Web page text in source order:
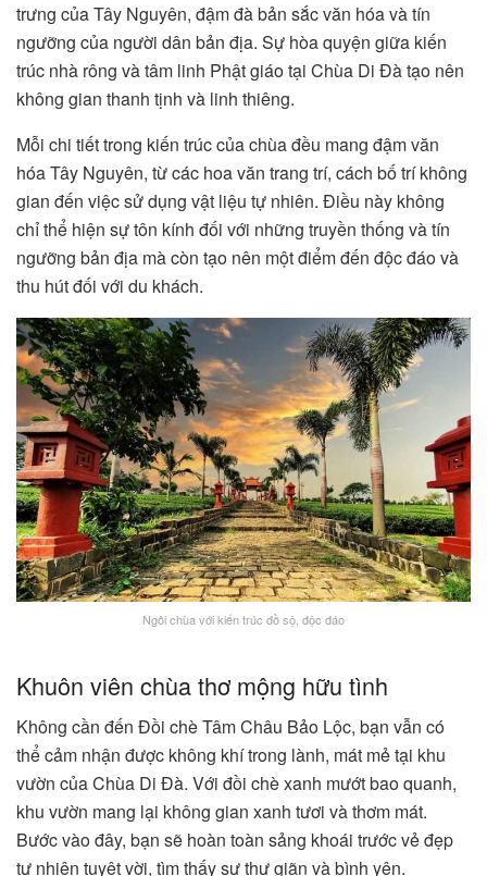
trưng của Tây Nguyên, đậm đà bản sắc văn hóa và tín
ngưỡng của người dân bản địa. Sự hòa quyện giữa kiến
trúc nhà rông và tâm linh Phật giáo tại Chùa Di Đà tạo nên
không gian thanh tịnh và linh thiêng.
Mỗi chi tiết trong kiến trúc của chùa đều mang đậm văn
hóa Tây Nguyên, từ các hoa văn trang trí, cách bố trí không
gian đến việc sử dụng vật liệu tự nhiên. Điều này không
chỉ thể hiện sự tôn kính đối với những truyền thống và tín
ngưỡng bản địa mà còn tạo nên một điểm đến độc đáo và
thu hút đối với du khách.
Ngôi chùa với kiến trúc đồ sộ, độc đáo
Khuôn viên chùa thơ mộng hữu tình
Không cần đến Đồi chè Tâm Châu Bảo Lộc, bạn vẫn có
thể cảm nhận được không khí trong lành, mát mẻ tại khu
vườn của Chùa Di Đà. Với đồi chè xanh mướt bao quanh,
khu vườn mang lại không gian xanh tươi và thơm mát.
Bước vào đây, bạn sẽ hoàn toàn sảng khoái trước vẻ đẹp
tự nhiên tuyệt vời, tìm thấy sự thư giãn và bình yên.